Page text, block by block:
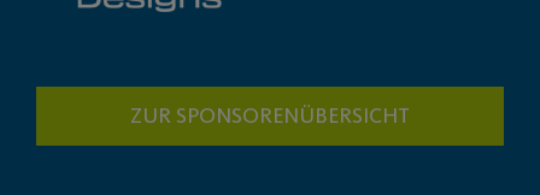
ZUR SPONSORENÜBERSICHT